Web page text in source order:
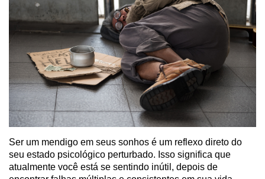
Ser um mendigo em seus sonhos é um reflexo direto do
seu estado psicológico perturbado. Isso significa que
atualmente você está se sentindo inútil, depois de